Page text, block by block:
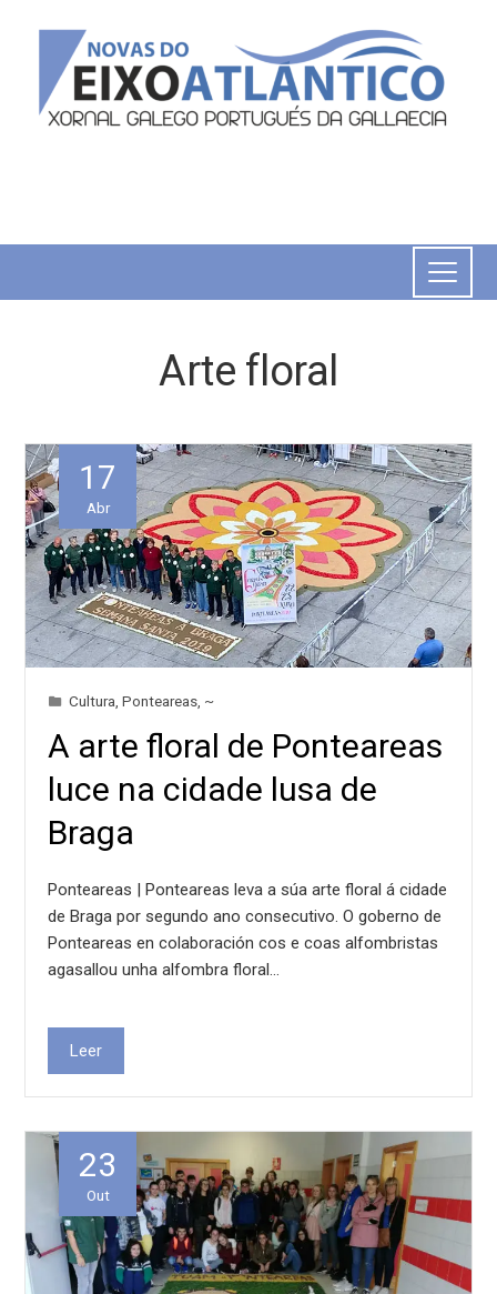
Arte floral
17
Abr
Cultura ,Ponteareas ~
A arte floral de Ponteareas
luce na cidade lusa de
Braga
Ponteareas | Ponteareas leva a súa arte floral á cidade
de Braga por segundo ano consecutivo. O goberno de
Ponteareas en colaboración cos e coas alfombristas
agasallou unha alfombra floral…
Leer
23
Out